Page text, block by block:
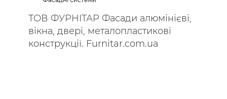
ТОВ ФУРНІТАР Фасади алюмінієві,
вікна, двері, металопластикові
конструкції. Furnitar.com.ua